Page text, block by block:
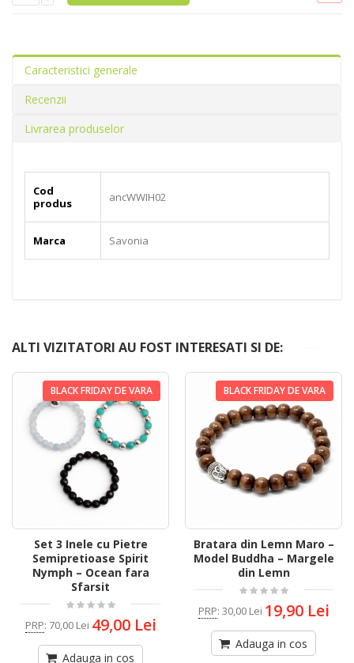
Caracteristici generale
Recenzii
Livrarea produselor
Cod
produs
ancWWIH02
Marca Savonia
ALTI VIZITATORI AU FOST INTERESATI SI DE:
BLACK FRIDAY DE VARA
Set 3 Inele cu Pietre
Semipretioase Spirit
Nymph – Ocean fara
Sfarsit
PRP: 70,00 Lei 49,00 Lei
Adauga in cos
BLACK FRIDAY DE VARA
Bratara din Lemn Maro –
Model Buddha – Margele
din Lemn
PRP: 30,00 Lei 19,90 Lei
Adauga in cos